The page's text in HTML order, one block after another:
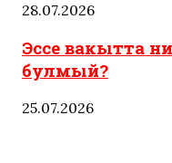
28.07.2026
Эссе вакытта
булмый?
25.07.2026